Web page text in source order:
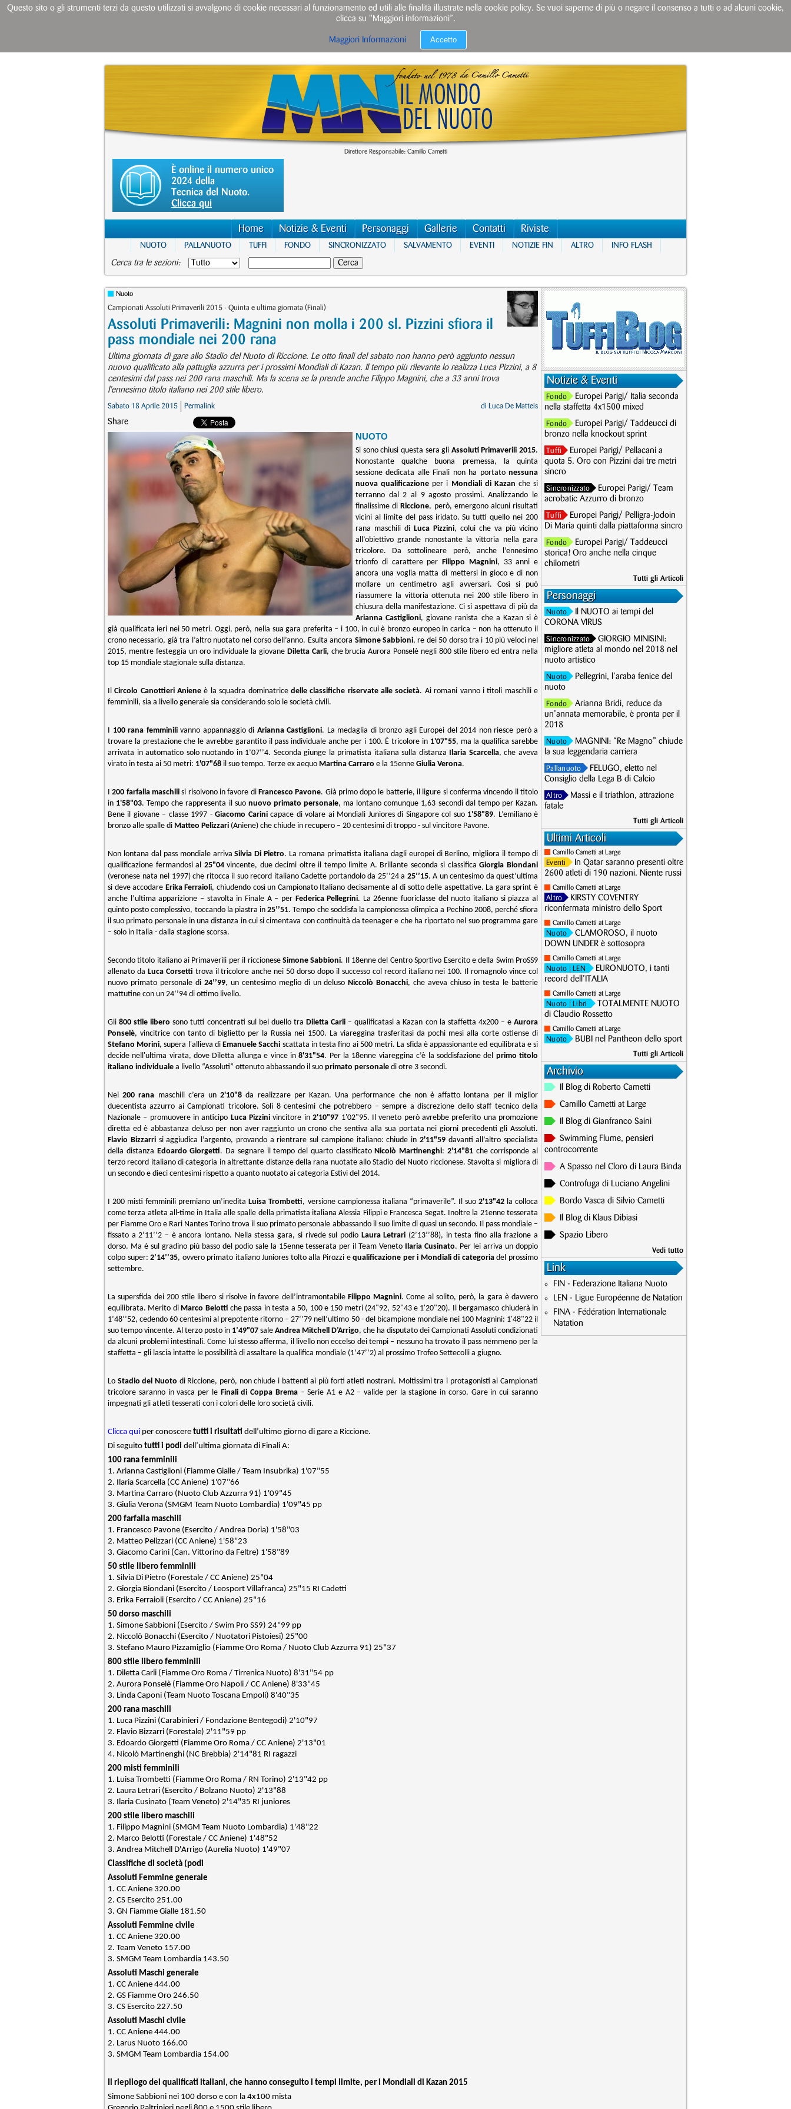
Direttore Responsabile: Camillo Cametti
È online il numero unico
2024 della
Tecnica del Nuoto.
Clicca qui
Home Notizie & Eventi Personaggi Gallerie Contatti Riviste
NUOTO PALLANUOTO TUFFI FONDO SINCRONIZZATO SALVAMENTO EVENTI NOTIZIE FIN ALTRO INFO FLASH
Cerca tra le sezioni:
Nuoto
Campionati Assoluti Primaverili 2015 - Quinta e ultima giornata (Finali)
Assoluti Primaverili: Magnini non molla i 200 sl. Pizzini sfiora il
pass mondiale nei 200 rana
Ultima giornata di gare allo Stadio del Nuoto di Riccione. Le otto finali del sabato non hanno però aggiunto nessun
nuovo qualificato alla pattuglia azzurra per i prossimi Mondiali di Kazan. Il tempo più rilevante lo realizza Luca Pizzini, a 8
centesimi dal pass nei 200 rana maschili. Ma la scena se la prende anche Filippo Magnini, che a 33 anni trova
l'ennesimo titolo italiano nei 200 stile libero.
Sabato 18 Aprile 2015 Permalink di Luca De Matteis
Share
NUOTO
Si sono chiusi questa sera gli Assoluti Primaverili 2015.
Nonostante qualche buona premessa, la quinta
sessione dedicata alle Finali non ha portato nessuna
nuova qualificazione per i Mondiali di Kazan che si
terranno dal 2 al 9 agosto prossimi. Analizzando le
finalissime diRiccione, però, emergono alcuni risultati
vicini al limite del pass iridato. Su tutti quello nei 200
rana maschili di Luca Pizzini, colui che va più vicino
all’obiettivo grande nonostante la vittoria nella gara
tricolore. Da sottolineare però, anche l’ennesimo
trionfo di carattere per Filippo Magnini, 33 anni e
ancora una voglia matta di mettersi in gioco e di non
mollare un centimetro agli avversari. Così si può
riassumere la vittoria ottenuta nei 200 stile libero in
chiusura della manifestazione. Ci si aspettava di più da
Arianna Castiglioni, giovane ranista che a Kazan si è
già qualificata ieri nei 50 metri. Oggi, però, nella sua gara preferita – i 100, in cui è bronzo europeo in carica – non ha ottenuto il
crono necessario, già tra l’altro nuotato nel corso dell’anno. Esulta ancora Simone Sabbioni, re dei 50 dorso tra i 10 più veloci nel
2015, mentre festeggia un oro individuale la giovane Diletta Carli, che brucia Aurora Ponselè negli 800 stile libero ed entra nella
top 15 mondiale stagionale sulla distanza.
IlCircolo Canottieri Aniene è la squadra dominatricedelle classifiche riservate alle società. Ai romani vanno i titoli maschili e
femminili, sia a livello generale sia considerando solo le società civili.
I 100 rana femminilivanno appannaggio di Arianna Castiglioni. La medaglia di bronzo agli Europei del 2014 non riesce però a
trovare la prestazione che le avrebbe garantito il pass individuale anche per i 100. È tricolore in 1'07"55, ma la qualifica sarebbe
arrivata in automatico solo nuotando in 1’07’’4. Seconda giunge la primatista italiana sulla distanza Ilaria Scarcella, che aveva
virato in testa ai 50 metri: 1'07"68 il suo tempo. Terze ex aequo Martina Carraro e la 15enne Giulia Verona.
I200 farfalla maschilisi risolvono in favore di Francesco Pavone. Già primo dopo le batterie, il ligure si conferma vincendo il titolo
in 1'58"03. Tempo che rappresenta il suo nuovo primato personale, ma lontano comunque 1,63 secondi dal tempo per Kazan.
Bene il giovane – classe 1997 -Giacomo Carinicapace di volare ai Mondiali Juniores di Singapore col suo 1'58"89. L’emiliano è
bronzo alle spalle di Matteo Pelizzari (Aniene) che chiude in recupero – 20 centesimi di troppo - sul vincitore Pavone.
Non lontana dal pass mondiale arrivaSilvia Di Pietro. La romana primatista italiana dagli europei di Berlino, migliora il tempo di
qualificazione fermandosi al 25"04vincente, due decimi oltre il tempo limite A. Brillante seconda si classificaGiorgia Biondani
(veronese nata nel 1997) che ritocca il suo record italiano Cadette portandolo da 25’’24 a 25’’15. A un centesimo da quest’ultima
si deve accodare Erika Ferraioli, chiudendo così un Campionato Italiano decisamente al di sotto delle aspettative. La gara sprint è
anche l’ultima apparizione – stavolta in Finale A – per Federica Pellegrini. La 26enne fuoriclasse del nuoto italiano si piazza al
quinto posto complessivo, toccando la piastra in25’’51. Tempo che soddisfa la campionessa olimpica a Pechino 2008, perché sfiora
il suo primato personale in una distanza in cui si cimentava con continuità da teenager e che ha riportato nel suo programma gare
– solo in Italia - dalla stagione scorsa.
Secondo titolo italiano ai Primaverili per il riccionese Simone Sabbioni. Il 18enne del Centro Sportivo Esercito e della Swim ProSS9
allenato da Luca Corsetti trova il tricolore anche nei 50 dorso dopo il successo col record italiano nei 100. Il romagnolo vince col
nuovo primato personale di 24’’99, un centesimo meglio di un delusoNiccolò Bonacchi, che aveva chiuso in testa le batterie
mattutine con un 24’’94 di ottimo livello.
Gli800 stile libero sono tutti concentrati sul bel duello tra Diletta Carli – qualificatasi a Kazan con la staffetta 4x200 – eAurora
Ponselè, vincitrice con tanto di biglietto per la Russia nei 1500. La viareggina trasferitasi da pochi mesi alla corte ostiense di
Stefano Morini, supera l'allieva diEmanuele Sacchi scattata in testa fino ai 500 metri. La sfida è appassionante ed equilibrata e si
decide nell'ultima virata, dove Diletta allunga e vince in8'31"54. Per la 18enne viareggina c’è la soddisfazione del primo titolo
italiano individuale a livello “Assoluti” ottenuto abbassando il suo primato personale di otre 3 secondi.
Nei200 rana maschili c’era un2'10"8 da realizzare per Kazan. Una performance che non è affatto lontana per il miglior
duecentista azzurro ai Campionati tricolore. Soli 8 centesimi che potrebbero – sempre a discrezione dello staff tecnico della
Nazionale – promuovere in anticipo Luca Pizzini vincitore in2'10"97 1'02"95. Il veneto però avrebbe preferito una promozione
diretta ed è abbastanza deluso per non aver raggiunto un crono che sentiva alla sua portata nei giorni precedenti gli Assoluti.
Flavio Bizzarrisi aggiudica l’argento, provando a rientrare sul campione italiano: chiude in 2'11"59davanti all’altro specialista
della distanza Edoardo Giorgetti. Da segnare il tempo del quarto classificatoNicolò Martinenghi: 2'14"81che corrisponde al
terzo record italiano di categoria in altrettante distanze della rana nuotate allo Stadio del Nuoto riccionese. Stavolta si migliora di
un secondo e dieci centesimi rispetto a quanto nuotato ai categoria Estivi del 2014.
I 200 misti femminili premiano un’ineditaLuisa Trombetti, versione campionessa italiana “primaverile”. Il suo 2'13"42la colloca
come terza atleta all-time in Italia alle spalle della primatista italiana Alessia Filippi e Francesca Segat. Inoltre la 21enne tesserata
per Fiamme Oro e Rari Nantes Torino trova il suo primato personale abbassando il suo limite di quasi un secondo. Il pass mondiale –
fissato a 2’11’’2 – è ancora lontano. Nella stessa gara, si rivede sul podio Laura Letrari (2’13’’88), in testa fino alla frazione a
dorso. Ma è sul gradino più basso del podio sale la 15enne tesserata per il Team Veneto Ilaria Cusinato. Per lei arriva un doppio
colpo super:2’14’’35, ovvero primato italiano Juniores tolto alla Pirozzi equalificazione per i Mondiali di categoriadel prossimo
settembre.
La supersfida dei 200 stile libero si risolve in favore dell’intramontabile Filippo Magnini. Come al solito, però, la gara è davvero
equilibrata. Merito di Marco Belotti che passa in testa a 50, 100 e 150 metri (24"92, 52"43 e 1'20"20). Il bergamasco chiuderà in
1’48’’52, cedendo 60 centesimi al prepotente ritorno – 27’’79 nell’ultimo 50 - del bicampione mondiale nei 100 Magnini: 1'48"22 il
suo tempo vincente. Al terzo posto in 1’49"07 sale Andrea Mitchell D’Arrigo, che ha disputato dei Campionati Assoluti condizionati
da alcuni problemi intestinali. Come lui stesso afferma, il livello non eccelso dei tempi – nessuno ha trovato il pass nemmeno per la
staffetta – gli lascia intatte le possibilità di assaltare la qualifica mondiale (1’47’’2) al prossimo Trofeo Settecolli a giugno.
Lo Stadio del Nuoto di Riccione, però, non chiude i battenti ai più forti atleti nostrani. Moltissimi tra i protagonisti ai Campionati
tricolore saranno in vasca per le Finali di Coppa Brema– Serie A1 e A2 – valide per la stagione in corso. Gare in cui saranno
impegnati gli atleti tesserati con i colori delle loro società civili.
Clicca qui per conoscere tutti i risultati dell’ultimo giorno di gare a Riccione.
Di seguito tutti i podi dell’ultima giornata di Finali A:
100 rana femminili
1. Arianna Castiglioni (Fiamme Gialle / Team Insubrika) 1'07"55
2. Ilaria Scarcella (CC Aniene) 1'07"66
3. Martina Carraro (Nuoto Club Azzurra 91) 1'09"45
3. Giulia Verona (SMGM Team Nuoto Lombardia) 1'09"45 pp
200 farfalla maschili
1. Francesco Pavone (Esercito / Andrea Doria) 1'58"03
2. Matteo Pelizzari (CC Aniene) 1'58"23
3. Giacomo Carini (Can. Vittorino da Feltre) 1'58"89
50 stile libero femminili
1. Silvia Di Pietro (Forestale / CC Aniene) 25"04
2. Giorgia Biondani (Esercito / Leosport Villafranca) 25"15 RI Cadetti
3. Erika Ferraioli (Esercito / CC Aniene) 25"16
50 dorso maschili
1. Simone Sabbioni (Esercito / Swim Pro SS9) 24"99 pp
2. Niccolò Bonacchi (Esercito / Nuotatori Pistoiesi) 25"00
3. Stefano Mauro Pizzamiglio (Fiamme Oro Roma / Nuoto Club Azzurra 91) 25"37
800 stile libero femminili
1. Diletta Carli (Fiamme Oro Roma / Tirrenica Nuoto) 8'31"54 pp
2. Aurora Ponselè (Fiamme Oro Napoli / CC Aniene) 8'33"45
3. Linda Caponi (Team Nuoto Toscana Empoli) 8'40"35
200 rana maschili
1. Luca Pizzini (Carabinieri / Fondazione Bentegodi) 2'10"97
2. Flavio Bizzarri (Forestale) 2'11"59 pp
3. Edoardo Giorgetti (Fiamme Oro Roma / CC Aniene) 2'13"01
4. Nicolò Martinenghi (NC Brebbia) 2'14"81 RI ragazzi
200 misti femminili
1. Luisa Trombetti (Fiamme Oro Roma / RN Torino) 2'13"42 pp
2. Laura Letrari (Esercito / Bolzano Nuoto) 2'13"88
3. Ilaria Cusinato (Team Veneto) 2'14"35 RI juniores
200 stile libero maschili
1. Filippo Magnini (SMGM Team Nuoto Lombardia) 1'48"22
2. Marco Belotti (Forestale / CC Aniene) 1'48"52
3. Andrea Mitchell D'Arrigo (Aurelia Nuoto) 1'49"07
Classifiche di società (podi
Assoluti Femmine generale
1. CC Aniene 320.00
2. CS Esercito 251.00
3. GN Fiamme Gialle 181.50
Assoluti Femmine civile
1. CC Aniene 320.00
2. Team Veneto 157.00
3. SMGM Team Lombardia 143.50
Assoluti Maschi generale
1. CC Aniene 444.00
2. GS Fiamme Oro 246.50
3. CS Esercito 227.50
Assoluti Maschi civile
1. CC Aniene 444.00
2. Larus Nuoto 166.00
3. SMGM Team Lombardia 154.00
Il riepilogo dei qualificati italiani, che hanno conseguito i tempi limite, per i Mondiali di Kazan 2015
Simone Sabbioni nei 100 dorso e con la 4x100 mista
Notizie & Eventi
Fondo
Europei Parigi/ Italia seconda
nella staffetta 4x1500 mixed
Fondo
Europei Parigi/ Taddeucci di
bronzo nella knockout sprint
Tuffi
Europei Parigi/ Pellacani a
quota 5. Oro con Pizzini dai tre metri
sincro
Sincronizzato
Europei Parigi/ Team
acrobatic Azzurro di bronzo
Tuffi
Europei Parigi/ Pelligra-Jodoin
Di Maria quinti dalla piattaforma sincro
Fondo
Europei Parigi/ Taddeucci
storica! Oro anche nella cinque
chilometri
Tutti gli Articoli
Personaggi
Nuoto
Il NUOTO ai tempi del
CORONA VIRUS
Sincronizzato
GIORGIO MINISINI:
migliore atleta al mondo nel 2018 nel
nuoto artistico
Nuoto
Pellegrini, l’araba fenice del
nuoto
Fondo
Arianna Bridi, reduce da
un’annata memorabile, è pronta per il
2018
Nuoto
MAGNINI: “Re Magno” chiude
la sua leggendaria carriera
Pallanuoto
FELUGO, eletto nel
Consiglio della Lega B di Calcio
Altro
Massi e il triathlon, attrazione
fatale
Tutti gli Articoli
Ultimi Articoli
Camillo Cametti at Large
Eventi
In Qatar saranno presenti oltre
2600 atleti di 190 nazioni. Niente russi
Camillo Cametti at Large
Altro
KIRSTY COVENTRY
riconfermata ministro dello Sport
Camillo Cametti at Large
Nuoto
CLAMOROSO, il nuoto
DOWN UNDER è sottosopra
Camillo Cametti at Large
Nuoto | LEN
EURONUOTO, i tanti
record dell’ITALIA
Camillo Cametti at Large
Nuoto | Libri
TOTALMENTE NUOTO
di Claudio Rossetto
Camillo Cametti at Large
Nuoto BUBI nel Pantheon dello sport
Tutti gli Articoli
Archivio
Il Blog di Roberto Cametti
Camillo Cametti at Large
Il Blog di Gianfranco Saini
Swimming Flume, pensieri
controcorrente
A Spasso nel Cloro di Laura Binda
Controfuga di Luciano Angelini
Bordo Vasca di Silvio Cametti
Il Blog di Klaus Dibiasi
Spazio Libero
Vedi tutto
Link
FIN - Federazione Italiana Nuoto
LEN - Ligue Européenne de Natation
FINA - Fédération Internationale
Natation
Questo sito o gli strumenti terzi da questo utilizzati si avvalgono di cookie necessari al funzionamento ed utili alle finalità illustrate nella cookie policy. Se vuoi saperne di più o negare il consenso a tutti o ad alcuni cookie,
clicca su "Maggiori informazioni”.
Maggiori Informazioni Accetto